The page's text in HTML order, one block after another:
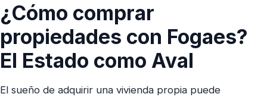
¿Cómo comprar
propiedades con Fogaes?
El Estado como Aval
El sueño de adquirir una vivienda propia puede